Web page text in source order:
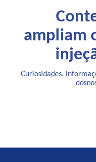
ampliam
Curiosidades,